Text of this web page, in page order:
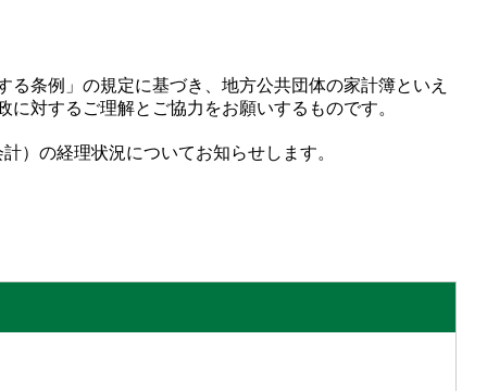
条例」の規定に基づき、地方公共団体の家計簿といえ
対するご理解とご協力をお願いするものです。
）の経理状況についてお知らせします。